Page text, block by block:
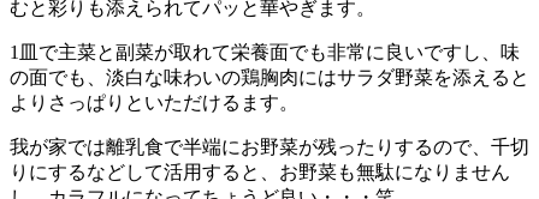
むと彩りも添えられてパッと華やぎます。
1皿で主菜と副菜が取れて栄養面でも非常に良いですし、味
の面でも、淡白な味わいの鶏胸肉にはサラダ野菜を添えると
よりさっぱりといただけるます。
我が家では離乳食で半端にお野菜が残ったりするので、千切
りにするなどして活用すると、お野菜も無駄になりません